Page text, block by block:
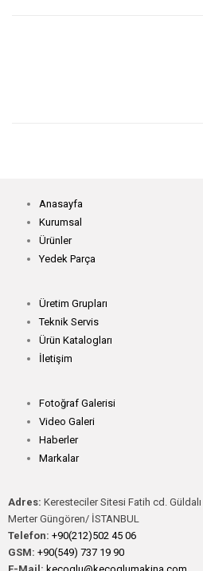
Anasayfa
Kurumsal
Ürünler
Yedek Parça
Üretim Grupları
Teknik Servis
Ürün Katalogları
İletişim
Fotoğraf Galerisi
Video Galeri
Haberler
Markalar
Adres: Keresteciler Sitesi Fatih cd.
Merter Güngören/ İSTANBUL
Telefon: +90(212)502 45 06
GSM: +90(549) 737 19 90